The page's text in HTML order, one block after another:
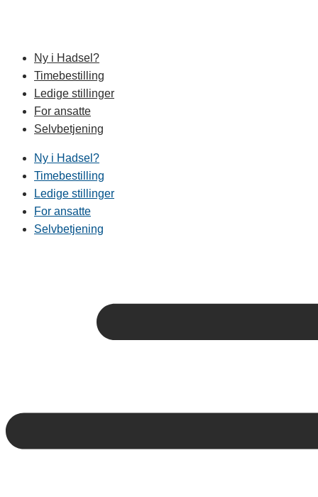
Ny i Hadsel?
Timebestilling
Ledige stillinger
For ansatte
Selvbetjening
Ny i Hadsel?
Timebestilling
Ledige stillinger
For ansatte
Selvbetjening